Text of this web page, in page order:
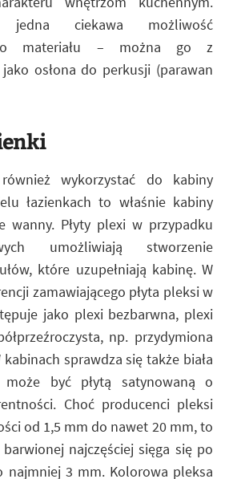
jedna ciekawa możliwość
materiału – można go z
osłona do perkusji (parawan
wykorzystać do kabiny
łazienkach to właśnie kabiny
wanny. Płyty plexi w przypadku
umożliwiają stworzenie
które uzupełniają kabinę. W
zamawiającego płyta pleksi w
jako plexi bezbarwna, plexi
np. przydymiona
sprawdza się także biała
być płytą satynowaną o
Choć producenci pleksi
od 1,5 mm do nawet 20 mm, to
najczęściej sięga się po
najmniej 3 mm. Kolorowa pleksa